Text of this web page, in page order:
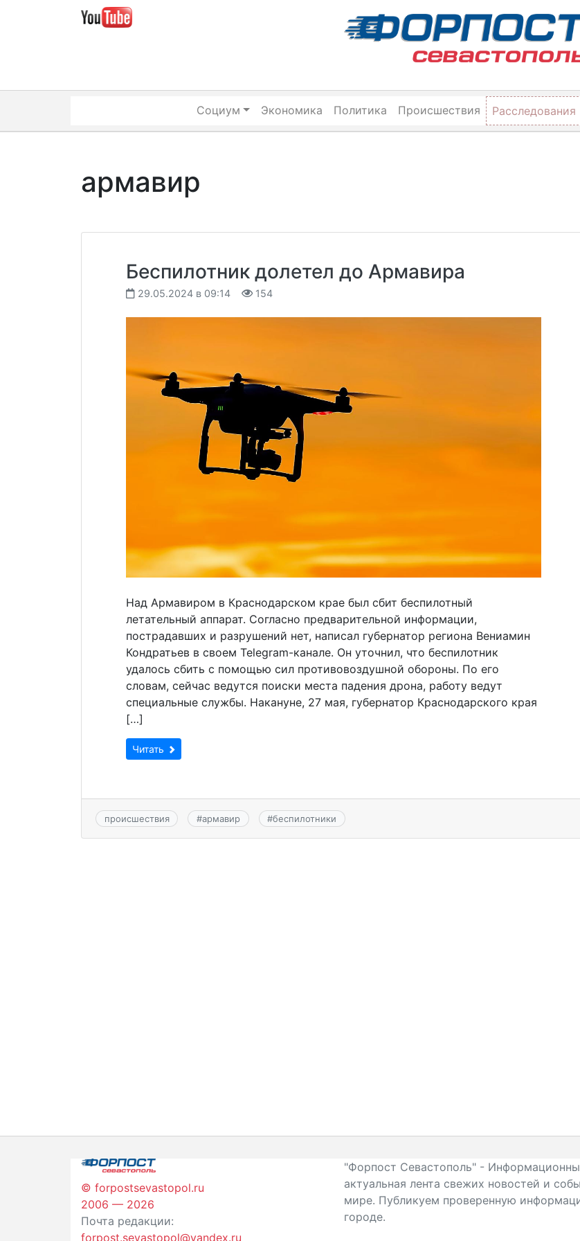
Социум Экономика Политика Происшествия Расследования
армавир
Беспилотник долетел до Армавира
29.05.2024 в 09:14 154
Над Армавиром в Краснодарском крае был сбит беспилотный
летательный аппарат. Согласно предварительной информации,
пострадавших и разрушений нет, написал губернатор региона Вениамин
Кондратьев в своем Telegram-канале. Он уточнил, что беспилотник
удалось сбить с помощью сил противовоздушной обороны. По его
словам, сейчас ведутся поиски места падения дрона, работу ведут
специальные службы. Накануне, 27 мая, губернатор Краснодарского края
[…]
Читать
происшествия #армавир #беспилотники
© forpostsevastopol.ru
2006 — 2026
Почта редакции:
forpost.sevastopol@yandex.ru
"Форпост Севастополь" -
актуальная лента свежих новостей и
мире. Публикуем проверенную
городе.